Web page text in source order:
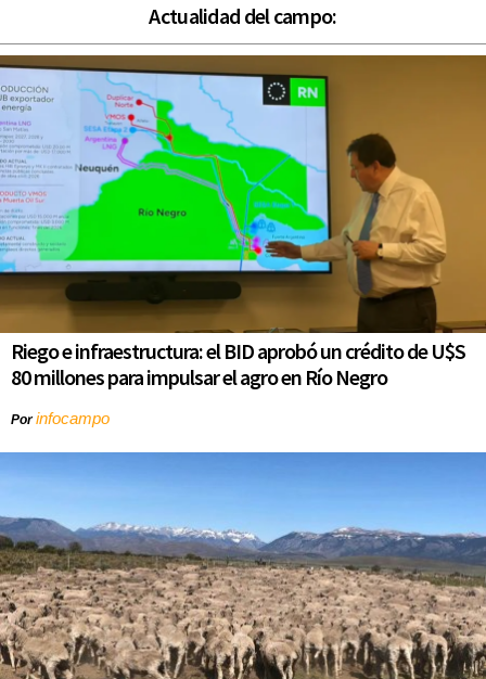
Actualidad del campo:
Riego e infraestructura: el BID aprobó un crédito de U$S
80 millones para impulsar el agro en Río Negro
Porinfocampo